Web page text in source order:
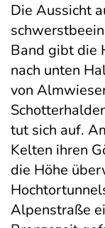
Die Aussicht
Band gibt die
nach unten
von
tut sich auf.
Kelten ihren
die Höhe
Alpenstraße